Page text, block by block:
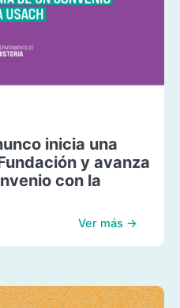
inicia una
y avanza
con la
Ver más →